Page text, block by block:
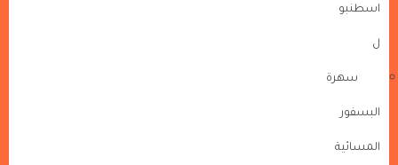
اسطنبو
ل
سهرة
البسفور
المسائية